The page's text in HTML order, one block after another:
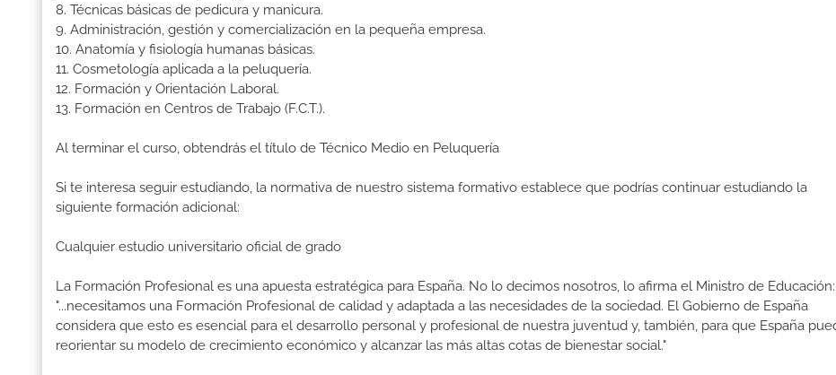
8. Técnicas básicas de pedicura y manicura.
9. Administración, gestión y comercialización en la pequeña empresa.
10. Anatomía y fisiología humanas básicas.
11. Cosmetología aplicada a la peluquería.
12. Formación y Orientación Laboral.
13. Formación en Centros de Trabajo (F.C.T.).
Al terminar el curso, obtendrás el título de Técnico Medio en Peluquería
Si te interesa seguir estudiando, la normativa de nuestro sistema formativo establece que podrías continuar estudiando la
siguiente formación adicional:
Cualquier estudio universitario oficial de grado
La Formación Profesional es una apuesta estratégica para España. No lo decimos nosotros, lo afirma el Ministro de Educación:
"...necesitamos una Formación Profesional de calidad y adaptada a las necesidades de la sociedad. El Gobierno de España
considera que esto es esencial para el desarrollo personal y profesional de nuestra juventud y, también, para que España
reorientar su modelo de crecimiento económico y alcanzar las más altas cotas de bienestar social."